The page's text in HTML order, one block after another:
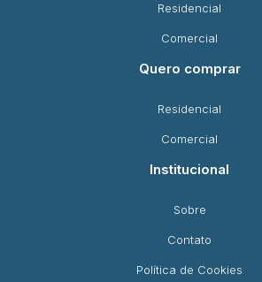
Residencial
Comercial
Quero comprar
Residencial
Comercial
Institucional
Sobre
Contato
Política de Cookies